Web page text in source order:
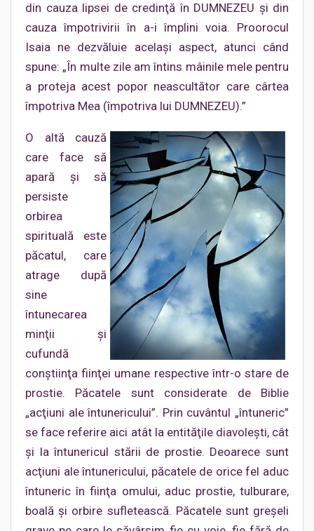
din cauza lipsei de credinţă în DUMNEZEU şi din
cauza împotrivirii în a-i împlini voia. Proorocul
Isaia ne dezvăluie acelaşi aspect, atunci când
spune: „În multe zile am întins mâinile mele pentru
a proteja acest popor neascultător care cârtea
împotriva Mea (împotriva lui DUMNEZEU).”
O altă cauză
care face să
apară şi să
persiste
orbirea
spirituală este
păcatul, care
atrage după
sine
întunecarea
minţii şi
cufundă
conştiinţa fiinţei umane respective într-o stare de
prostie. Păcatele sunt considerate de Biblie
„acţiuni ale întunericului”. Prin cuvântul „întuneric”
se face referire aici atât la entităţile diavoleşti, cât
şi la întunericul stării de prostie. Deoarece sunt
acţiuni ale întunericului, păcatele de orice fel aduc
întuneric în fiinţa omului, aduc prostie, tulburare,
boală şi orbire sufletească. Păcatele sunt greşeli